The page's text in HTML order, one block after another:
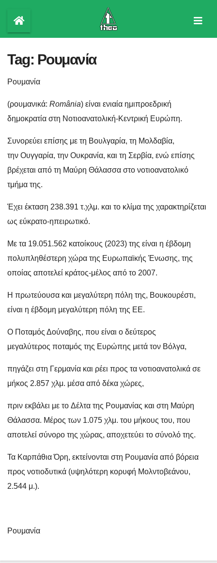
content
Tag: Ρουμανία
Ρουμανία
(ρουμανικά: România) είναι ενιαία ημιπροεδρική
δημοκρατία στη Νοτιοανατολική-Κεντρική Ευρώπη.
Συνορεύει επίσης με τη Βουλγαρία, τη Μολδαβία,
την Ουγγαρία, την Ουκρανία, και τη Σερβία, ενώ επίσης
βρέχεται από τη Μαύρη Θάλασσα στο νοτιοανατολικό
τμήμα της.
Έχει έκταση 238.391 τ.χλμ. και το κλίμα της χαρακτηρίζεται
ως εύκρατο-ηπειρωτικό.
Με τα 19.051.562 κατοίκους (2023) της είναι η έβδομη
πολυπληθέστερη χώρα της Ευρωπαϊκής Ένωσης, της
οποίας αποτελεί κράτος-μέλος από το 2007.
Η πρωτεύουσα και μεγαλύτερη πόλη της, Βουκουρέστι,
είναι η έβδομη μεγαλύτερη πόλη της ΕΕ.
Ο Ποταμός Δούναβης, που είναι ο δεύτερος
μεγαλύτερος ποταμός της Ευρώπης μετά τον Βόλγα,
πηγάζει στη Γερμανία και ρέει προς τα νοτιοανατολικά σε
μήκος 2.857 χλμ. μέσα από δέκα χώρες,
πριν εκβάλει με το Δέλτα της Ρουμανίας και στη Μαύρη
Θάλασσα. Μέρος των 1.075 χλμ. του μήκους του, που
αποτελεί σύνορο της χώρας, αποχετεύει το σύνολό της.
Τα Καρπάθια Όρη, εκτείνονται στη Ρουμανία από βόρεια
προς νοτιοδυτικά (υψηλότερη κορυφή Μολντοβεάνου,
2.544 μ.).
Ρουμανία